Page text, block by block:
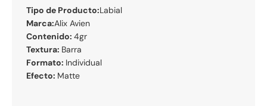
Tipo de Producto:Labial
Marca:Alix Avien
Contenido: 4gr
Textura: Barra
Formato: Individual
Efecto: Matte